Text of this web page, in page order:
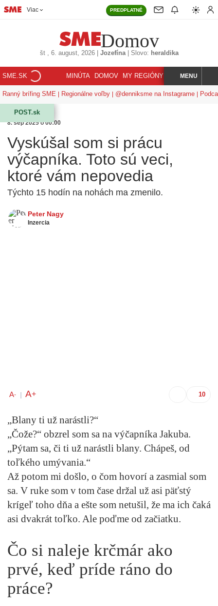
Viac PREDPLATNÉ
Domov
št, 6. august, 2026| Jozefína| Slovo: heraldika
SME.SK MINÚTA DOMOV MY REGIÓNY KORZÁR
HĽADAJMENU
Ranný brífing SME Regionálne voľby @denniksme na Instagrame
POST.sk
8. sep 2025 o 00:00
Vyskúšal som si prácu
výčapníka. Toto sú veci,
ktoré vám nepovedia
Týchto 15 hodín na nohách ma zmenilo.
Peter Nagy
Inzercia
A- A+
„Blany ti už narástli?“
„Čože?“ obzrel som sa na výčapníka Jakuba.
„Pýtam sa, či ti už narástli blany. Chápeš, od
toľkého umývania.“
Až potom mi došlo, o čom hovorí a zasmial som
sa. V ruke som v tom čase držal už asi päťstý
krígeľ toho dňa a ešte som netušil, že ma ich čaká
asi dvakrát toľko. Ale poďme od začiatku.
Čo si naleje krčmár ako
prvé, keď príde ráno do
práce?